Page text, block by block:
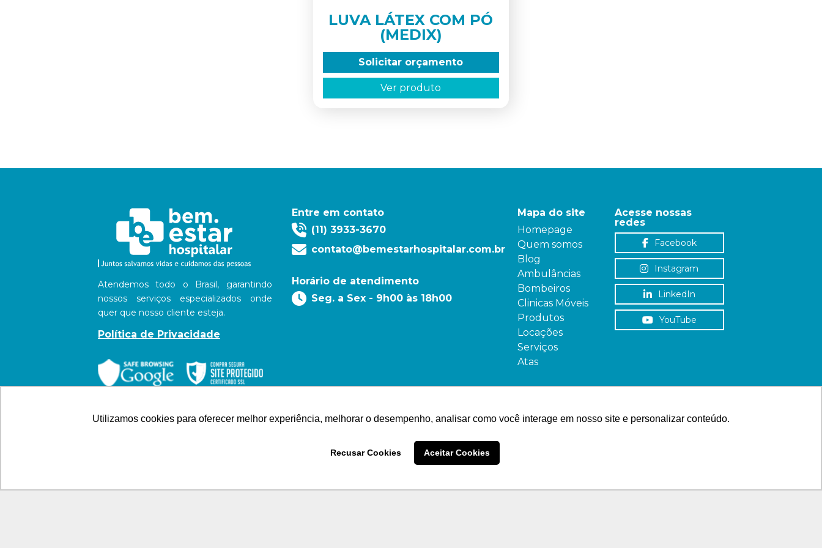
Utilizamos cookies para oferecer melhor experiência, melhorar o desempenho, analisar como você interage em nosso site e personalizar conteúdo.
Recusar Cookies Aceitar Cookies
LUVA LÁTEX COM PÓ
(MEDIX)
Solicitar orçamento
Ver produto
Atendemos todo o Brasil, garantindo
nossos serviços especializados onde
quer que nosso cliente esteja.
Política de Privacidade
Entre em contato
(11) 3933-3670
contato@bemestarhospitalar.com.br
Horário de atendimento
Seg. a Sex - 9h00 às 18h00
Mapa do site
Homepage
Quem somos
Blog
Ambulâncias
Bombeiros
Clinicas Móveis
Produtos
Locações
Serviços
Atas
Acesse nossas
redes
Facebook
Instagram
LinkedIn
YouTube